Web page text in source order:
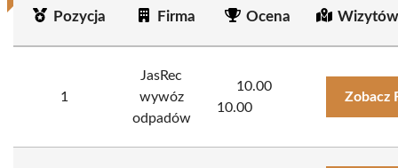
Pozycja Firma Ocena
1
JasRec
wywóz
odpadów
10.00
10.00
Zobacz